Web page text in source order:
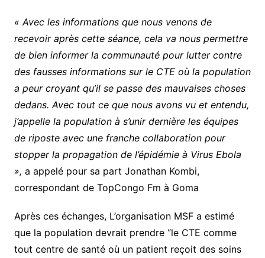
« Avec les informations que nous venons de
recevoir après cette séance, cela va nous permettre
de bien informer la communauté pour lutter contre
des fausses informations sur le CTE où la population
a peur croyant qu’il se passe des mauvaises choses
dedans. Avec tout ce que nous avons vu et entendu,
j’appelle la population à s’unir dernière les équipes
de riposte avec une franche collaboration pour
stopper la propagation de l’épidémie à Virus Ebola
», a appelé pour sa part Jonathan Kombi,
correspondant de TopCongo Fm à Goma
Après ces échanges, L’organisation MSF a estimé
que la population devrait prendre “le CTE comme
tout centre de santé où un patient reçoit des soins